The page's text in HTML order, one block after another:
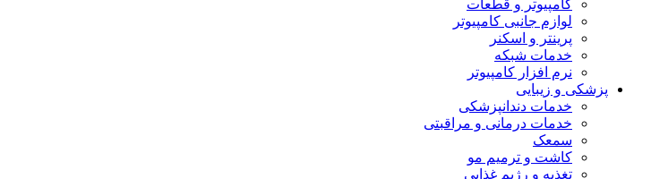
کامپیوتر و قطعات
لوازم جانبی کامپیوتر
پرینتر و اسکنر
خدمات شبکه
نرم افزار کامپیوتر
پزشکی و زیبایی
خدمات دندانپزشکی
خدمات درمانی و مراقبتی
سمعک
کاشت و ترمیم مو
تغذیه و رژیم غذایی